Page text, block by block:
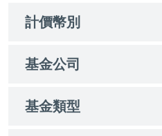
計價幣別
基金公司
基金類型